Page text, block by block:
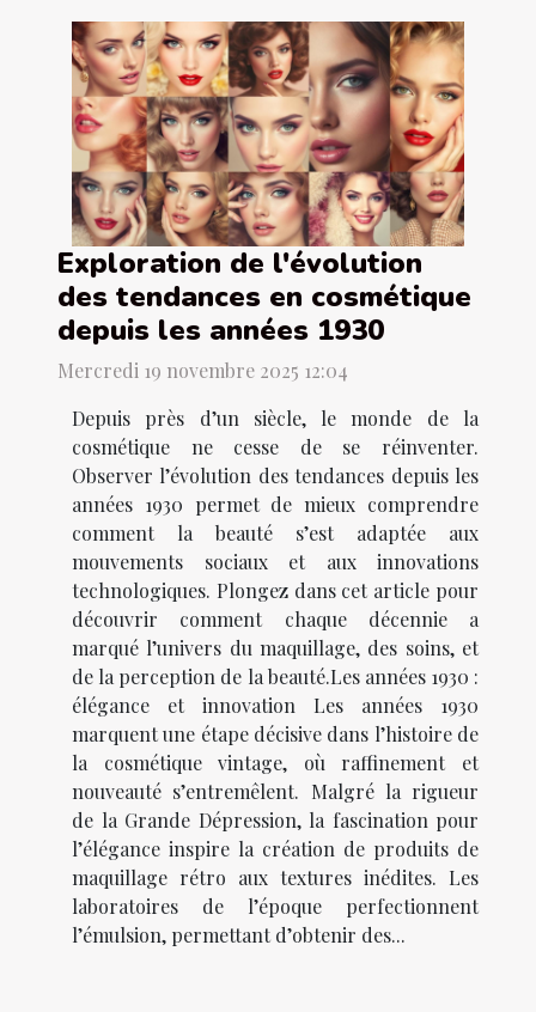
Exploration de l'évolution
des tendances en cosmétique
depuis les années 1930
Mercredi 19 novembre 2025 12:04
Depuis près d’un siècle, le monde de la
cosmétique ne cesse de se réinventer.
Observer l’évolution des tendances depuis les
années 1930 permet de mieux comprendre
comment la beauté s’est adaptée aux
mouvements sociaux et aux innovations
technologiques. Plongez dans cet article pour
découvrir comment chaque décennie a
marqué l’univers du maquillage, des soins, et
de la perception de la beauté.Les années 1930 :
élégance et innovation Les années 1930
marquent une étape décisive dans l’histoire de
la cosmétique vintage, où raffinement et
nouveauté s’entremêlent. Malgré la rigueur
de la Grande Dépression, la fascination pour
l’élégance inspire la création de produits de
maquillage rétro aux textures inédites. Les
laboratoires de l’époque perfectionnent
l’émulsion, permettant d’obtenir des...